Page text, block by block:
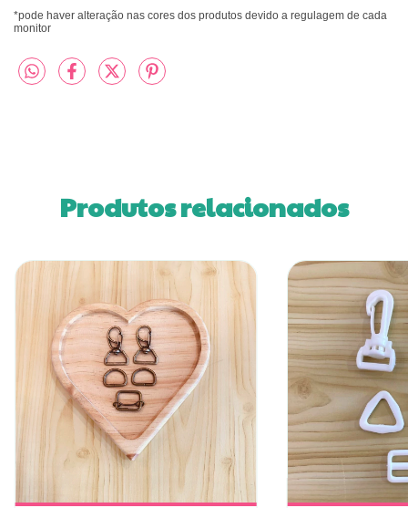
*pode haver alteração nas cores dos produtos devido a regulagem de cada
monitor
Produtos relacionados